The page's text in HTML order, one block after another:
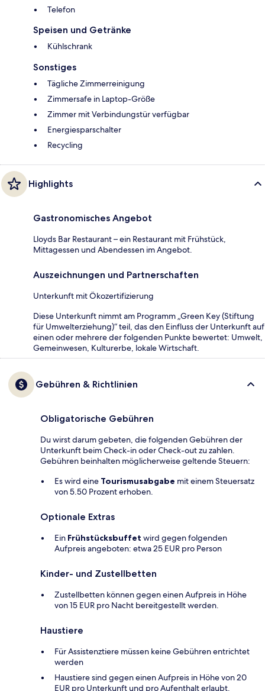
Telefon
Speisen und Getränke
Kühlschrank
Sonstiges
Tägliche Zimmerreinigung
Zimmersafe in Laptop-Größe
Zimmer mit Verbindungstür verfügbar
Energiesparschalter
Recycling
Highlights
Gastronomisches Angebot
Lloyds Bar Restaurant – ein Restaurant mit Frühstück,
Mittagessen und Abendessen im Angebot.
Auszeichnungen und Partnerschaften
Unterkunft mit Ökozertifizierung
Diese Unterkunft nimmt am Programm „Green Key (Stiftung
für Umwelterziehung)“ teil, das den Einfluss der Unterkunft auf
einen oder mehrere der folgenden Punkte bewertet: Umwelt,
Gemeinwesen, Kulturerbe, lokale Wirtschaft.
Gebühren & Richtlinien
Obligatorische Gebühren
Du wirst darum gebeten, die folgenden Gebühren der
Unterkunft beim Check-in oder Check-out zu zahlen.
Gebühren beinhalten möglicherweise geltende Steuern:
Es wird eine Tourismusabgabe mit einem Steuersatz
von 5.50 Prozent erhoben.
Optionale Extras
Ein Frühstücksbuffet wird gegen folgenden
Aufpreis angeboten: etwa 25 EUR pro Person
Kinder- und Zustellbetten
Zustellbetten können gegen einen Aufpreis in Höhe
von 15 EUR pro Nacht bereitgestellt werden.
Haustiere
Für Assistenztiere müssen keine Gebühren entrichtet
werden
Haustiere sind gegen einen Aufpreis in Höhe von 20
EUR pro Unterkunft und pro Aufenthalt erlaubt.